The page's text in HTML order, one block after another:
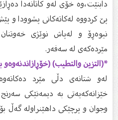
دابنێت،وە خۆى لەو كاتانەدا
پێ كردووە لەكاتەكانى پشوودا و
نیوەڕۆ و لەپاش نوێژى خەوتنان
مێردەكەى لە سەفەر.
*(التزين والتطيب) (خۆڕازاندنەوەو
لەو شتانەى دڵى مێرد
خێزانەكەیەتى بە دیمەنێكى
وجوان و پرچێكی داهێنراولە گەڵ